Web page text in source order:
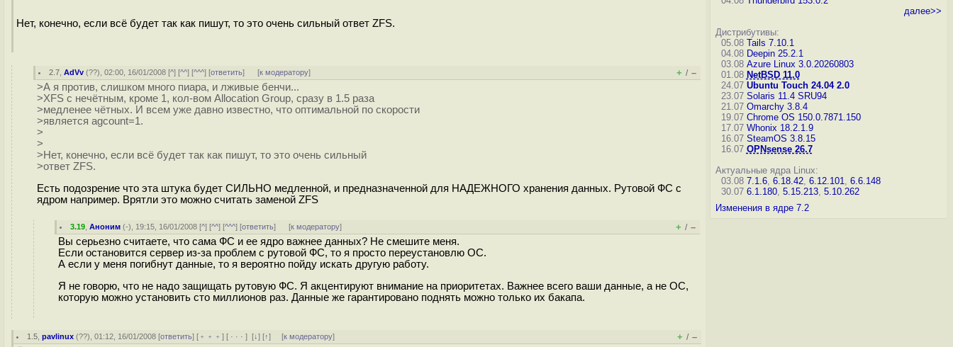
Нет, конечно, если всё будет так как пишут, то это очень сильный ответ ZFS.
2.7 ,AdVv (??), 02:00, 16/01/2008 [^] [^^] [^^^] [ответить] [к модератору] + / –
>А я против, слишком много пиара, и лживые бенчи...
>XFS с нечётным, кроме 1, кол-вом Allocation Group, сразу в 1.5 раза
>медленее чётных. И всем уже давно известно, что оптимальной по скорости
>является agcount=1.
>
>
>Нет, конечно, если всё будет так как пишут, то это очень сильный
>ответ ZFS.
Есть подозрение что эта штука будет СИЛЬНО медленной, и предназначенной для НАДЕЖНОГО хранения данных. Рутовой ФС с
ядром например. Врятли это можно считать заменой ZFS
3.19 ,Аноним (-), 19:15, 16/01/2008 [^] [^^] [^^^] [ответить] [к модератору] + / –
Вы серьезно считаете, что сама ФС и ее ядро важнее данных? Не смешите меня.
Если остановится сервер из-за проблем с рутовой ФС, то я просто переустановлю ОС.
А если у меня погибнут данные, то я вероятно пойду искать другую работу.
Я не говорю, что не надо защищать рутовую ФС. Я акцентируют внимание на приоритетах. Важнее всего ваши данные, а не ОС,
которую можно установить сто миллионов раз. Данные же гарантировано поднять можно только их бакапа.
1.5 ,pavlinux (??), 01:12, 16/01/2008 [ответить] [ ﹢﹢﹢] [ · · ·][↓] [↑] [к модератору] + / –
далее>>
Дистрибутивы:
05.08 Tails 7.10.1
04.08 Deepin 25.2.1
03.08 Azure Linux 3.0.20260803
01.08 NetBSD 11.0
24.07 Ubuntu Touch 24.04 2.0
23.07 Solaris 11.4 SRU94
21.07 Omarchy 3.8.4
19.07 Chrome OS 150.0.7871.150
17.07 Whonix 18.2.1.9
16.07 SteamOS 3.8.15
16.07 OPNsense 26.7
Актуальные ядра Linux:
03.08 7.1.6, 6.18.42, 6.12.101, 6.6.148
30.07 6.1.180, 5.15.213, 5.10.262
Изменения в ядре 7.2